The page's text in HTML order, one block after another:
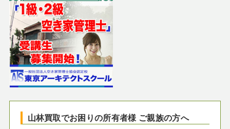
山林買取でお困りの所有者様 ご親族の方へ